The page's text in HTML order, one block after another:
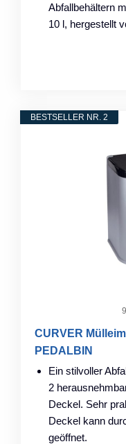
Abfallbehältern
10 l, hergestellt
BESTSELLER NR. 2
CURVER
PEDALBIN
Ein stilvoller
2
Deckel. Sehr
Deckel kann
geöffnet.